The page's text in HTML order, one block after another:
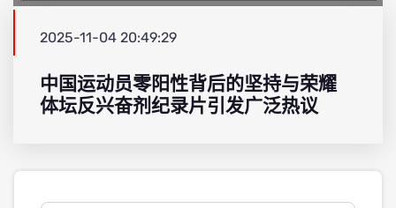
2025-11-04 20:49:29
中国运动员零阳性背后的坚持与荣耀
体坛反兴奋剂纪录片引发广泛热议